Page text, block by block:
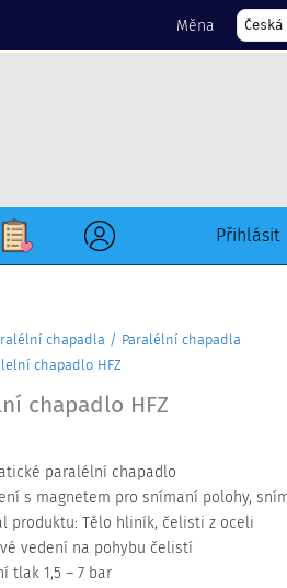
Měna
Přihlásit
chapadla / Paralélní chapadla
chapadlo HFZ
chapadlo HFZ
paralélní chapadlo
s magnetem pro snímaní polohy,
produktu: Tělo hliník, čelisti z oceli
vedení na pohybu čelistí
tlak 1,5 – 7 bar